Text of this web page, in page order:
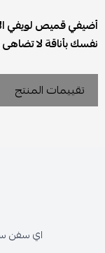
أضيفي قميص لويفي
نفسك بأناقة لا
تقييمات المنتج
اي سفن